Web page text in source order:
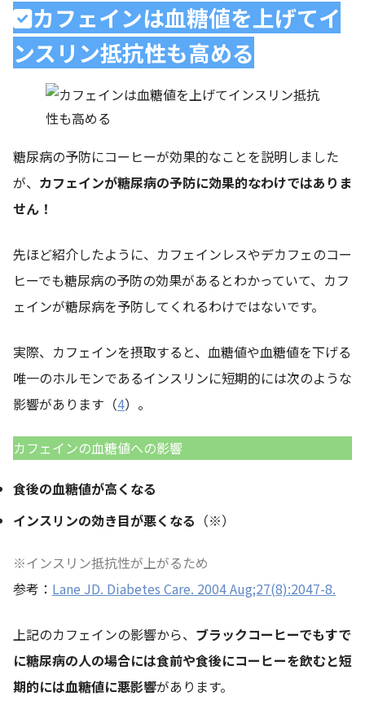
カフェインは血糖値を上げてイ
ンスリン抵抗性も高める
糖尿病の予防にコーヒーが効果的なことを説明しました
が、 カフェインが糖尿病の予防に効果的なわけではありま
せん！
先ほど紹介したように、カフェインレスやデカフェのコー
ヒーでも糖尿病の予防の効果があるとわかっていて、カフ
ェインが糖尿病を予防してくれるわけではないです。
実際、カフェインを摂取すると、血糖値や血糖値を下げる
唯一のホルモンであるインスリンに短期的には次のような
影響があります（4）。
カフェインの血糖値への影響
食後の血糖値が高くなる
インスリンの効き目が悪くなる （※）
※インスリン抵抗性が上がるため
参考： Lane JD. Diabetes Care. 2004 Aug;27(8):2047-8.
上記のカフェインの影響から、 ブラックコーヒーでもすで
に糖尿病の人の場合には食前や食後にコーヒーを飲むと短
期的には血糖値に悪影響があります。